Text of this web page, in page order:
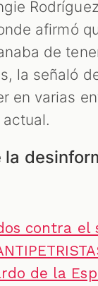
afirmó
de
la señaló
en varias
la
contra el
de la